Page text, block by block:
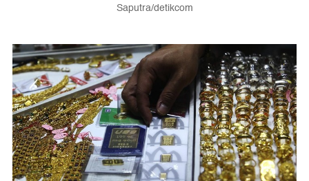
Saputra/detikcom